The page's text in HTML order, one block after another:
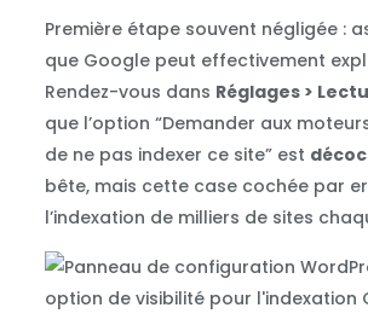
Première étape souvent négligée :
que Google peut effectivement
Rendez-vous dans Réglages >
que l’option “Demander aux
de ne pas indexer ce site” est
bête, mais cette case cochée par
l’indexation de milliers de sites